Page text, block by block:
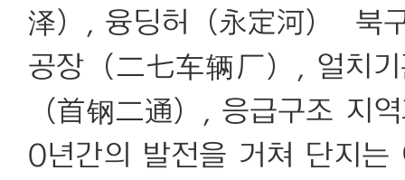
泽）, 융딩허（永定河） 북
공장（二七车辆厂）, 얼치
（首钢二通）, 응급구조 지
0년간의 발전을 거쳐 단지